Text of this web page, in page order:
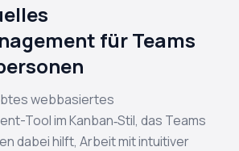
für Teams
webbasiertes
Tool im Kanban‑Stil, das Teams
dabei hilft, Arbeit mit intuitiver